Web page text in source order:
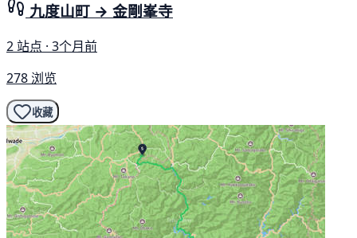
九度山町 → 金剛峯寺
2 站点 · 3个月前
278 浏览
收藏